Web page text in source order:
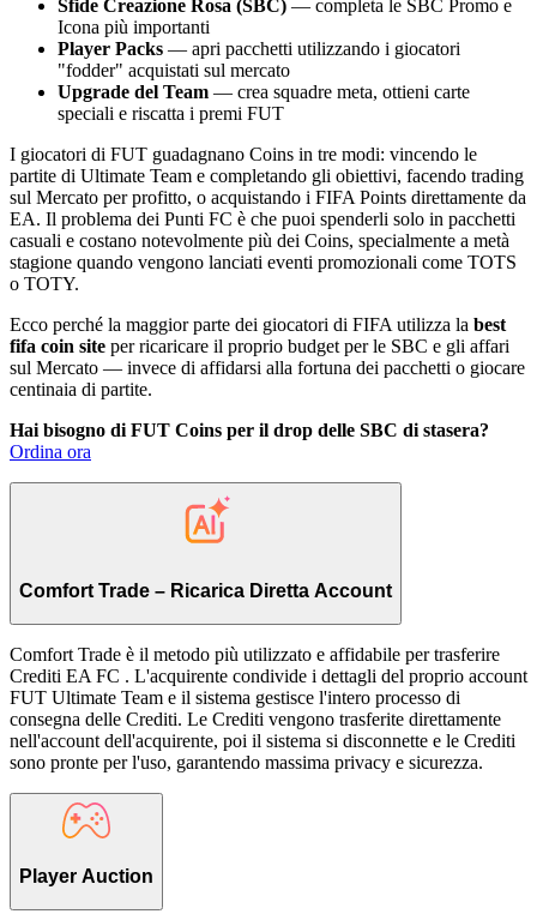
Sfide Creazione Rosa (SBC) — completa le SBC Promo e
Icona più importanti
Player Packs — apri pacchetti utilizzando i giocatori
"fodder" acquistati sul mercato
Upgrade del Team — crea squadre meta, ottieni carte
speciali e riscatta i premi FUT
I giocatori di FUT guadagnano Coins in tre modi: vincendo le
partite di Ultimate Team e completando gli obiettivi, facendo trading
sul Mercato per profitto, o acquistando i FIFA Points direttamente da
EA. Il problema dei Punti FC è che puoi spenderli solo in pacchetti
casuali e costano notevolmente più dei Coins, specialmente a metà
stagione quando vengono lanciati eventi promozionali come TOTS
o TOTY.
Ecco perché la maggior parte dei giocatori di FIFA utilizza la best
fifa coin site per ricaricare il proprio budget per le SBC e gli affari
sul Mercato — invece di affidarsi alla fortuna dei pacchetti o giocare
centinaia di partite.
Hai bisogno di FUT Coins per il drop delle SBC di stasera?
Ordina ora
Comfort Trade – Ricarica Diretta Account
Comfort Trade è il metodo più utilizzato e affidabile per trasferire
Crediti EA FC . L'acquirente condivide i dettagli del proprio account
FUT Ultimate Team e il sistema gestisce l'intero processo di
consegna delle Crediti. Le Crediti vengono trasferite direttamente
nell'account dell'acquirente, poi il sistema si disconnette e le Crediti
sono pronte per l'uso, garantendo massima privacy e sicurezza.
Player Auction